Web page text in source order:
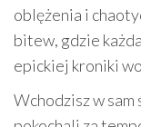
oblężenia i
bitew, gdzie
epickiej kroniki
Wchodzisz w